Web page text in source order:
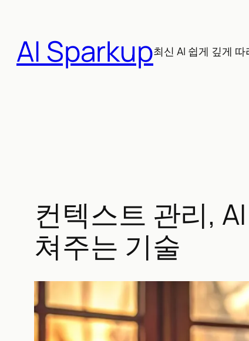
AI Sparkup최신 AI 쉽게 깊게 따
컨텍스트 관리,
쳐주는 기술